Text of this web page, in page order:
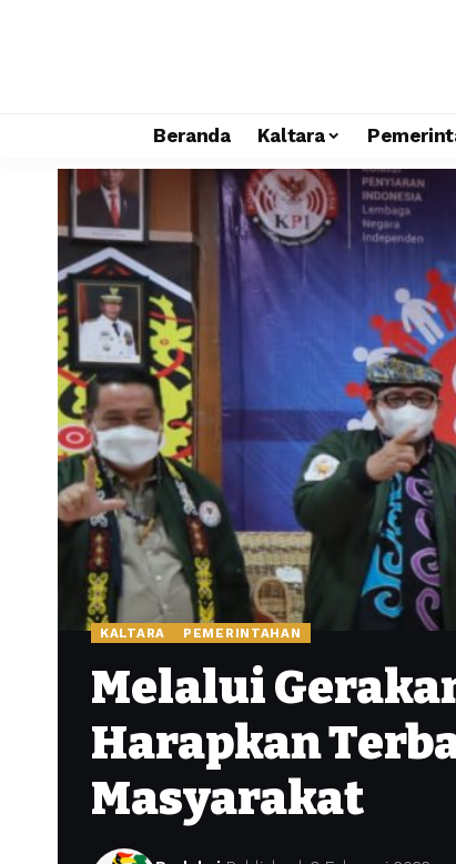
Beranda Kaltara
KALTARA PEMERINTAHAN
Melalui
Harapkan
Masyarakat